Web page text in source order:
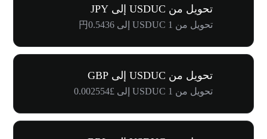
تحويل من USDUC إلى JPY
تحويل من 1 USDUC إلى 円0.5436
تحويل من USDUC إلى GBP
تحويل من 1 USDUC إلى £0.002554